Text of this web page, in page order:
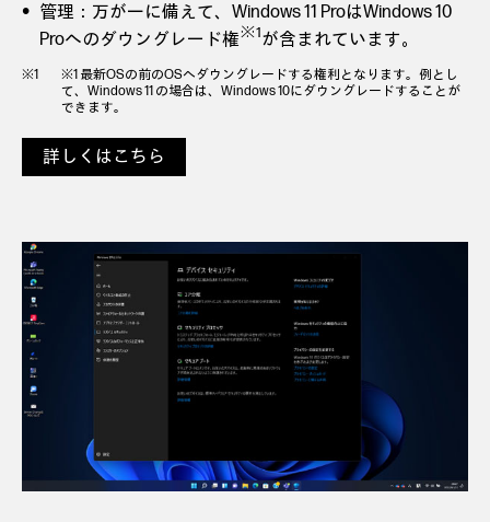
管理：万が一に備えて、Windows 11 ProはWindows 10
Proへのダウングレード権※1が含まれています。
※1 最新OSの前のOSへダウングレードする権利となります。例とし
て、Windows 11 の場合は、Windows 10にダウングレードすることが
できます。
詳しくはこちら